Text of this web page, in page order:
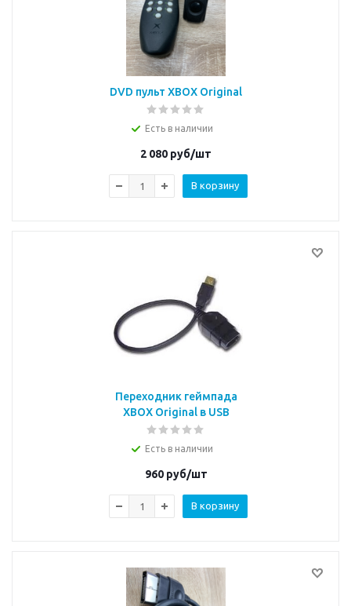
DVD пульт XBOX Original
Есть в наличии
2 080 руб/шт
В корзину
Переходник геймпада
XBOX Original в USB
Есть в наличии
960руб/шт
В корзину